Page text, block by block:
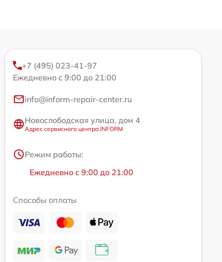
+7 (495) 023-41-97
Ежедневно с 9:00 до 21:00
info@inform-repair-center.ru
Новослободская улица, дом 4
Адрес сервисного центра INFORM
Режим работы:
Ежедневно с 9:00 до 21:00
Способы оплаты